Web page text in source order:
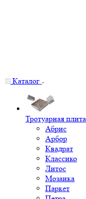
Каталог
Тротуарная плита
Абрис
Арбор
Квадрат
Классико
Литос
Мозаика
Паркет